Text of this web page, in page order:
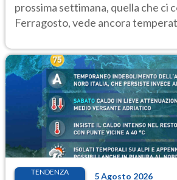
prossima settimana, quella che ci
Ferragosto, vede ancora
TENDENZA 5 Agosto 2026